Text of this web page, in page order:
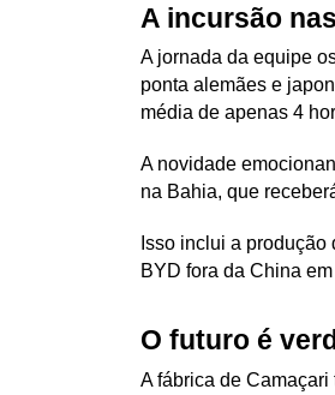
A incursão
A jornada da equipe
ponta alemães e
média de apenas 4
A novidade
na Bahia, que
Isso inclui a
BYD fora da China
O futuro é
A fábrica de